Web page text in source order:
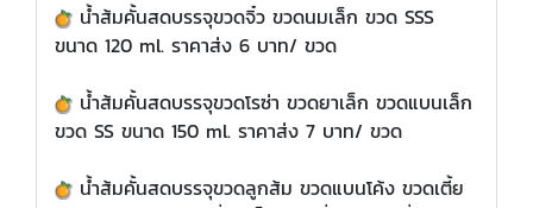
น้ำส้มคั้นสดบรรจุขวดจิ๋ว ขวดนมเล็ก ขวด SSS
ขนาด 120 ml. ราคาส่ง 6 บาท/ ขวด
​น้ำส้มคั้นสดบรรจุขวดโรซ่า ขวดยาเล็ก ขวดแบนเล็ก
ขวด SS ขนาด 150 ml. ราคาส่ง 7 บาท/ ขวด
​น้ำส้มคั้นสดบรรจุขวดลูกส้ม ขวดแบนโค้ง ขวดเตี้ย